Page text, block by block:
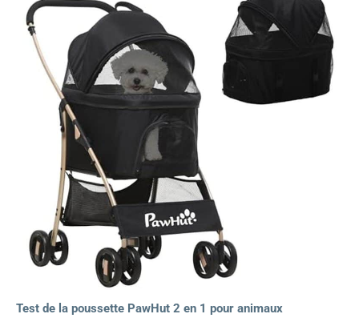
Test de la poussette PawHut 2 en 1 pour animaux